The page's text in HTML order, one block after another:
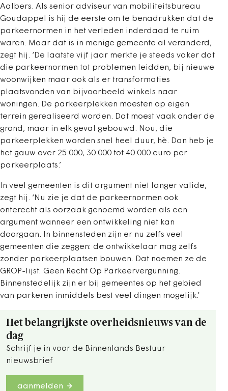
Aalbers. Als senior adviseur van mobiliteitsbureau
Goudappel is hij de eerste om te benadrukken dat de
parkeernormen in het verleden inderdaad te ruim
waren. Maar dat is in menige gemeente al veranderd,
zegt hij. ‘De laatste vijf jaar merkte je steeds vaker dat
die parkeernormen tot problemen leidden, bij nieuwe
woonwijken maar ook als er transformaties
plaatsvonden van bijvoorbeeld winkels naar
woningen. De parkeerplekken moesten op eigen
terrein gerealiseerd worden. Dat moest vaak onder de
grond, maar in elk geval gebouwd. Nou, die
parkeerplekken worden snel heel duur, hè. Dan heb je
het gauw over 25.000, 30.000 tot 40.000 euro per
parkeerplaats.’
In veel gemeenten is dit argument niet langer valide,
zegt hij. ‘Nu zie je dat de parkeernormen ook
onterecht als oorzaak genoemd worden als een
argument wanneer een ontwikkeling niet kan
doorgaan. In binnensteden zijn er nu zelfs veel
gemeenten die zeggen: de ontwikkelaar mag zelfs
zonder parkeerplaatsen bouwen. Dat noemen ze de
GROP-lijst: Geen Recht Op Parkeervergunning.
Binnenstedelijk zijn er bij gemeentes op het gebied
van parkeren inmiddels best veel dingen mogelijk.’
Het belangrijkste overheidsnieuws van de
dag
Schrijf je in voor de Binnenlands Bestuur
nieuwsbrief
aanmelden